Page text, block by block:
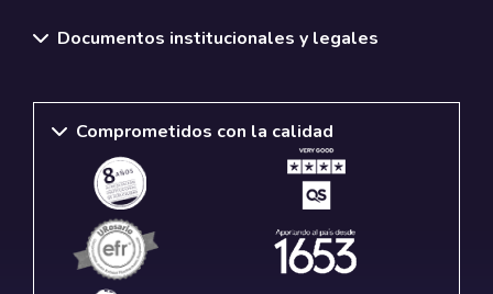
Construcción de comunidad: Presentaciones de los
Documentos institucionales y legales
Comprometidos con la calidad